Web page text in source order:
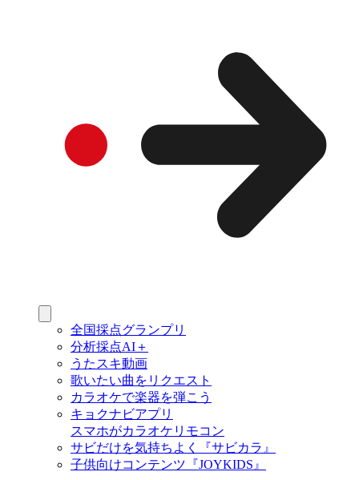
全国採点グランプリ
分析採点AI＋
うたスキ動画
歌いたい曲をリクエスト
カラオケで楽器を弾こう
キョクナビアプリ
スマホがカラオケリモコン
サビだけを気持ちよく『サビカラ』
子供向けコンテンツ『JOYKIDS』